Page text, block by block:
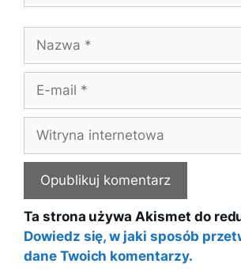
Nazwa
Witryna
internetowa
Ta strona używa Akismet do
Dowiedz się, w jaki sposób
dane Twoich komentarzy.